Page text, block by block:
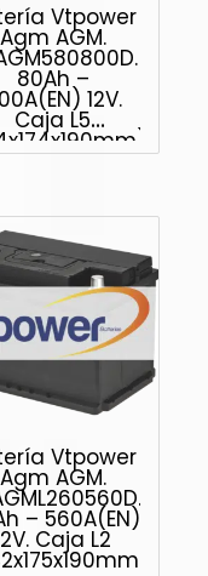
Vtpower
Agm AGM.
80Ah –
12V.
Caja L5
Vtpower
Agm AGM.
– 560A(EN)
Caja L2